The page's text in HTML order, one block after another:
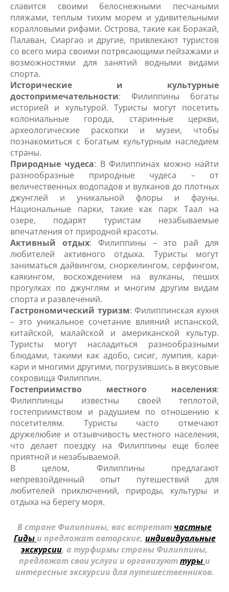
славится своими белоснежными песчаными
пляжами, теплым тихим морем и удивительными
коралловыми рифами. Острова, такие как Боракай,
Палаван, Сиаргао и другие, привлекают туристов
со всего мира своими потрясающими пейзажами и
возможностями для занятий водными видами
спорта.
Исторические и культурные
достопримечательности: Филиппины богаты
историей и культурой. Туристы могут посетить
колониальные города, старинные церкви,
археологические раскопки и музеи, чтобы
познакомиться с богатым культурным наследием
страны.
Природные чудеса: В Филиппинах можно найти
разнообразные природные чудеса – от
величественных водопадов и вулканов до плотных
джунглей и уникальной флоры и фауны.
Национальные парки, такие как парк Таал на
озере, подарят туристам незабываемые
впечатления от природной красоты.
Активный отдых: Филиппины – это рай для
любителей активного отдыха. Туристы могут
заниматься дайвингом, сноркелингом, серфингом,
каякингом, восхождением на вулканы, пеших
прогулках по джунглям и многим другим видам
спорта и развлечений.
Гастрономический туризм: Филиппинская кухня
– это уникальное сочетание влияний испанской,
китайской, малайской и американской культур.
Туристы могут насладиться разнообразными
блюдами, такими как адобо, сисиг, лумпия, кари-
кари и многими другими, погрузившись в вкусовые
сокровища Филиппин.
Гостеприимство местного населения:
Филиппинцы известны своей теплотой,
гостеприимством и радушием по отношению к
посетителям. Туристы часто отмечают
дружелюбие и отзывчивость местного населения,
что делает поездку на Филиппины еще более
приятной и незабываемой.
В целом, Филиппины предлагают
непревзойденный опыт путешествий для
любителей приключений, природы, культуры и
отдыха на берегу моря.
В стране Филиппины, вас встретят частные
Гиды и предложат авторские, индивидуальные
экскурсии, а турфирмы страны Филиппины,
предложат свои услуги и организуюттуры и
интересные экскурсии для путешественников.